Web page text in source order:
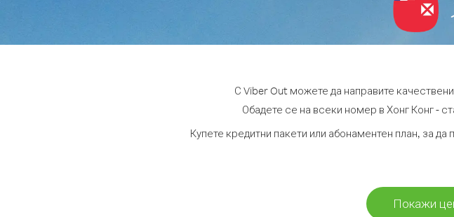
С Viber Out можете да направите
Обадете се на всеки номер в Хонг Конг -
Купете кредитни пакети или абонаментен план, за
Покажи